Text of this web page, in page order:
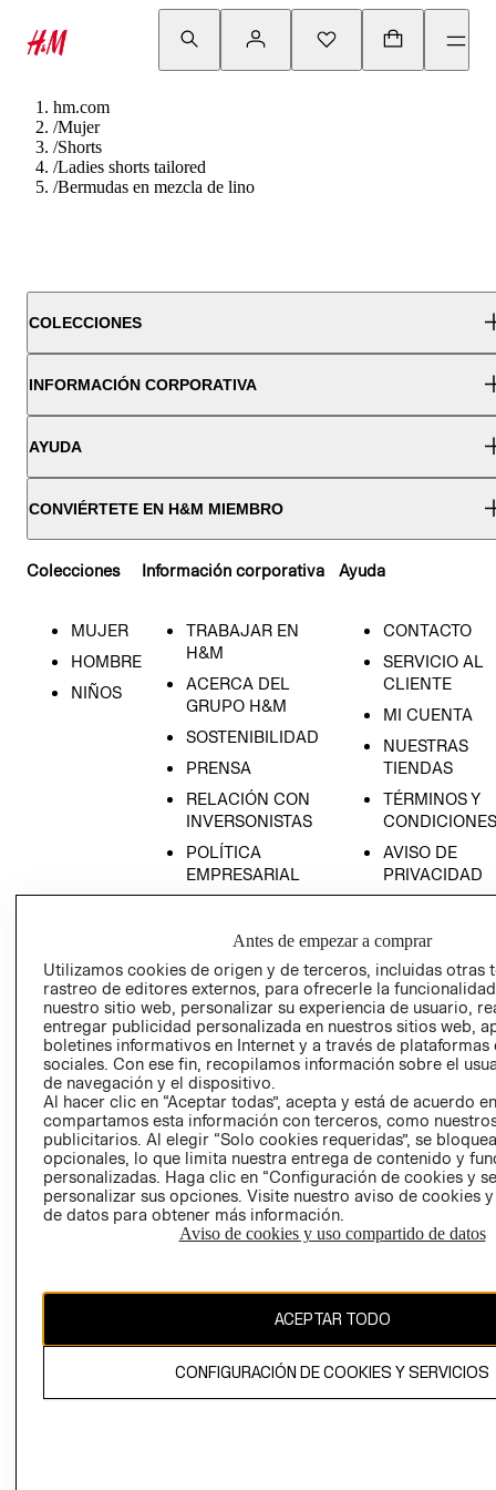
hm.com
/Mujer
/Shorts
/Ladies shorts tailored
/Bermudas en mezcla de lino
COLECCIONES
INFORMACIÓN CORPORATIVA
AYUDA
CONVIÉRTETE EN H&M MIEMBRO
Colecciones
MUJER
HOMBRE
NIÑOS
Información corporativa
TRABAJAR EN
H&M
ACERCA DEL
GRUPO H&M
SOSTENIBILIDAD
PRENSA
RELACIÓN CON
INVERSONISTAS
POLÍTICA
EMPRESARIAL
Ayuda
CONTACTO
SERVICIO AL
CLIENTE
MI CUENTA
NUESTRAS
TIENDAS
TÉRMINOS Y
CONDICIONES
AVISO DE
PRIVACIDAD
AVISO DE
LIBRO DE
Ecuador ($)
CAMBIAR REGIÓN
propiedad de H&M Hennes & Mauritz AB.
Antes de empezar a comprar
Utilizamos cookies de origen y de terceros, incluidas otras
rastreo de editores externos, para ofrecerle la
nuestro sitio web, personalizar su experiencia de usuario,
entregar publicidad personalizada en nuestros sitios web,
boletines informativos en Internet y a través de plataformas
sociales. Con ese fin, recopilamos información sobre el
de navegación y el dispositivo.
Al hacer clic en “Aceptar todas”, acepta y está de acuerdo
compartamos esta información con terceros, como
publicitarios. Al elegir “Solo cookies requeridas”, se
opcionales, lo que limita nuestra entrega de contenido y
personalizadas. Haga clic en “Configuración de cookies y
personalizar sus opciones. Visite nuestro aviso de cookies
de datos para obtener más información.
Aviso de cookies y uso compartido de datos
ACEPTAR TODO
CONFIGURACIÓN DE COOKIES Y SERVICIOS